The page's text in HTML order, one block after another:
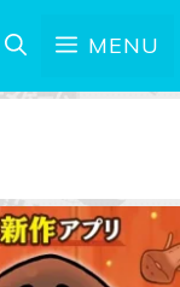
MENU